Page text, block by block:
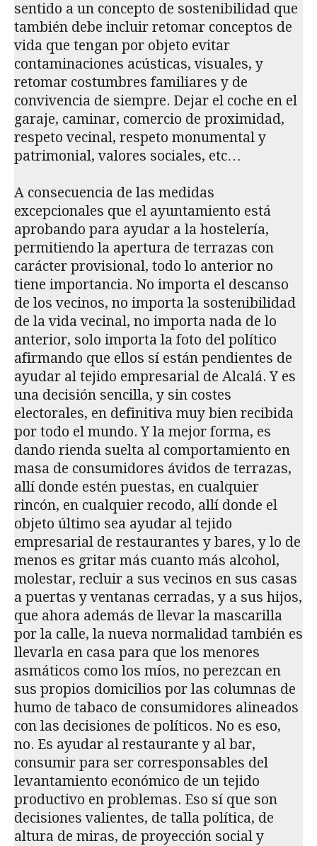
sentido a un concepto de sostenibilidad que
también debe incluir retomar conceptos de
vida que tengan por objeto evitar
contaminaciones acústicas, visuales, y
retomar costumbres familiares y de
convivencia de siempre. Dejar el coche en el
garaje, caminar, comercio de proximidad,
respeto vecinal, respeto monumental y
patrimonial, valores sociales, etc…
A consecuencia de las medidas
excepcionales que el ayuntamiento está
aprobando para ayudar a la hostelería,
permitiendo la apertura de terrazas con
carácter provisional, todo lo anterior no
tiene importancia. No importa el descanso
de los vecinos, no importa la sostenibilidad
de la vida vecinal, no importa nada de lo
anterior, solo importa la foto del político
afirmando que ellos sí están pendientes de
ayudar al tejido empresarial de Alcalá. Y es
una decisión sencilla, y sin costes
electorales, en definitiva muy bien recibida
por todo el mundo. Y la mejor forma, es
dando rienda suelta al comportamiento en
masa de consumidores ávidos de terrazas,
allí donde estén puestas, en cualquier
rincón, en cualquier recodo, allí donde el
objeto último sea ayudar al tejido
empresarial de restaurantes y bares, y lo de
menos es gritar más cuanto más alcohol,
molestar, recluir a sus vecinos en sus casas
a puertas y ventanas cerradas, y a sus hijos,
que ahora además de llevar la mascarilla
por la calle, la nueva normalidad también es
llevarla en casa para que los menores
asmáticos como los míos, no perezcan en
sus propios domicilios por las columnas de
humo de tabaco de consumidores alineados
con las decisiones de políticos. No es eso,
no. Es ayudar al restaurante y al bar,
consumir para ser corresponsables del
levantamiento económico de un tejido
productivo en problemas. Eso sí que son
decisiones valientes, de talla política, de
altura de miras, de proyección social y